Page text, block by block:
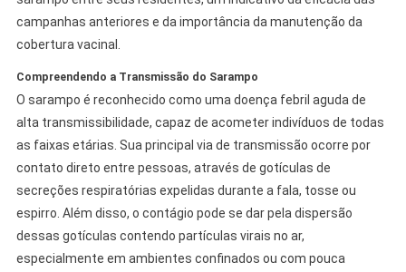
campanhas anteriores e da importância da manutenção da
cobertura vacinal.
Compreendendo a Transmissão do Sarampo
O sarampo é reconhecido como uma doença febril aguda de
alta transmissibilidade, capaz de acometer indivíduos de todas
as faixas etárias. Sua principal via de transmissão ocorre por
contato direto entre pessoas, através de gotículas de
secreções respiratórias expelidas durante a fala, tosse ou
espirro. Além disso, o contágio pode se dar pela dispersão
dessas gotículas contendo partículas virais no ar,
especialmente em ambientes confinados ou com pouca